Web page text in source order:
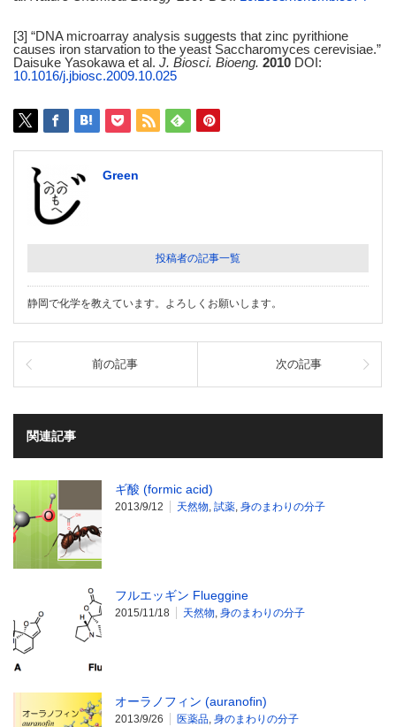
[3] “DNA microarray analysis suggests that zinc pyrithione
causes iron starvation to the yeast Saccharomyces cerevisiae.”
Daisuke Yasokawa et al. J. Biosci. Bioeng. 2010 DOI:
10.1016/j.jbiosc.2009.10.025
Green
投稿者の記事一覧
静岡で化学を教えています。よろしくお願いします。
前の記事 次の記事
関連記事
ギ酸 (formic acid)
2013/9/12 天然物, 試薬, 身のまわりの分子
フルエッギン Flueggine
2015/11/18 天然物, 身のまわりの分子
オーラノフィン (auranofin)
2013/9/26 医薬品, 身のまわりの分子